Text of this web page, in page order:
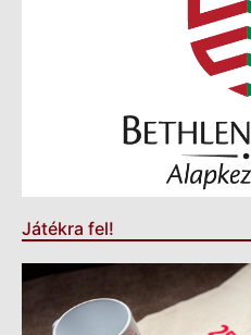
Játékra fel!